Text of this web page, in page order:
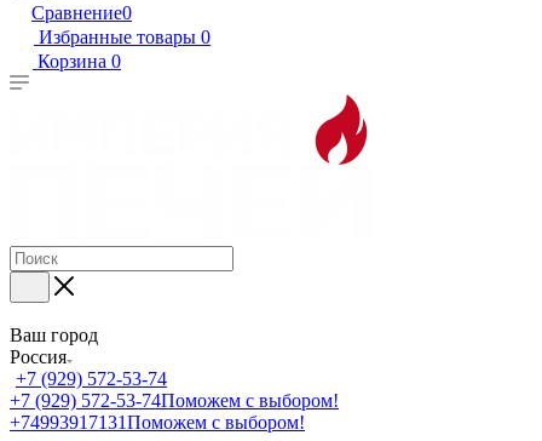
Сравнение0
Избранные товары 0
Корзина 0
Ваш город
Россия
+7 (929) 572-53-74
+7 (929) 572-53-74Поможем с выбором!
+74993917131Поможем с выбором!